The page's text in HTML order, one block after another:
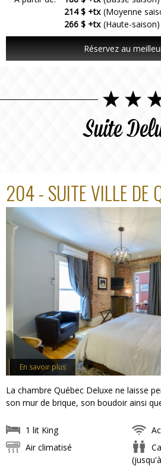
214 $ +tx (Moyenne
266 $ +tx (Haute-saison)
Réservez au
Suite
204 - SUITE VILLE DE
En savoir plus
La chambre Québec Deluxe ne laisse
son mur de brique, son boudoir ainsi
1 lit King
Air climatisé